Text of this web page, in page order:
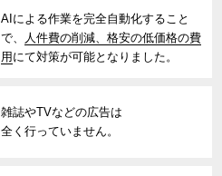
AIによる作業を完全自動化すること
で、
人件費の削減、格安の低価格の費
用 にて対策が可能となりました。
雑誌やTVなどの広告は
全く行っていません。